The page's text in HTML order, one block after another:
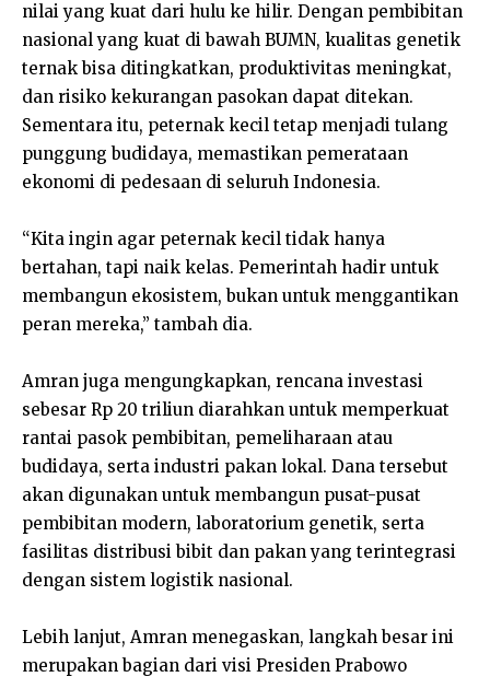
nilai yang kuat dari hulu ke hilir. Dengan pembibitan
nasional yang kuat di bawah BUMN, kualitas genetik
ternak bisa ditingkatkan, produktivitas meningkat,
dan risiko kekurangan pasokan dapat ditekan.
Sementara itu, peternak kecil tetap menjadi tulang
punggung budidaya, memastikan pemerataan
ekonomi di pedesaan di seluruh Indonesia.
“Kita ingin agar peternak kecil tidak hanya
bertahan, tapi naik kelas. Pemerintah hadir untuk
membangun ekosistem, bukan untuk menggantikan
peran mereka,” tambah dia.
Amran juga mengungkapkan, rencana investasi
sebesar Rp 20 triliun diarahkan untuk memperkuat
rantai pasok pembibitan, pemeliharaan atau
budidaya, serta industri pakan lokal. Dana tersebut
akan digunakan untuk membangun pusat-pusat
pembibitan modern, laboratorium genetik, serta
fasilitas distribusi bibit dan pakan yang terintegrasi
dengan sistem logistik nasional.
Lebih lanjut, Amran menegaskan, langkah besar ini
merupakan bagian dari visi Presiden Prabowo